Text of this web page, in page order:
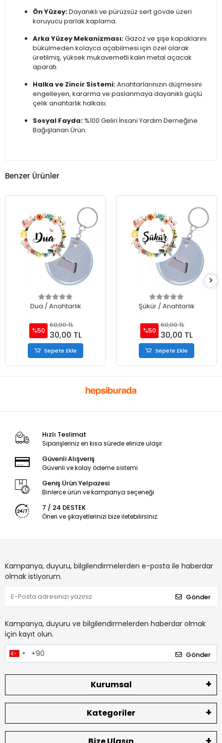
Ön Yüzey:Dayanıklı ve pürüzsüz sert gövde üzeri
koruyucu parlak kaplama.
Arka Yüzey Mekanizması:Gazoz ve şişe kapaklarını
bükülmeden kolayca açabilmesi için özel olarak
üretilmiş, yüksek mukavemetli kalın metal açacak
aparatı.
Halka ve Zincir Sistemi:Anahtarlarınızın düşmesini
engelleyen, kararma ve paslanmaya dayanıklı güçlü
çelik anahtarlık halkası.
Sosyal Fayda: %100 Geliri İnsani Yardım Derneğine
Bağışlanan Ürün.
Benzer Ürünler
Dua / Anahtarlık
%50
60,00 TL
30,00 TL
Sepete Ekle
Şükür / Anahtarlık
%50
60,00 TL
30,00 TL
Sepete Ekle
Hızlı Teslimat
Siparişleriniz en kısa sürede elinize ulaşır.
Güvenli Alışveriş
Güvenli ve kolay ödeme sistemi
Geniş Ürün Yelpazesi
Binlerce ürün ve kampanya seçeneği
7 / 24 DESTEK
Öneri ve şikayetlerinizi bize iletebilirsiniz.
Kampanya, duyuru, bilgilendirmelerden e-posta ile haberdar
olmak istiyorum.
Gönder
Kampanya, duyuru ve bilgilendirmelerden haberdar olmak
için kayıt olun.
Gönder
Kurumsal
Kategoriler